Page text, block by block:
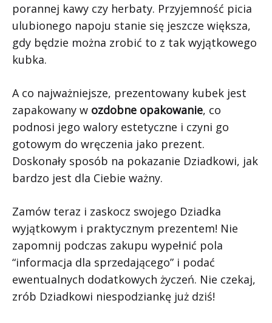
porannej kawy czy herbaty. Przyjemność picia
ulubionego napoju stanie się jeszcze większa,
gdy będzie można zrobić to z tak wyjątkowego
kubka.
A co najważniejsze, prezentowany kubek jest
zapakowany w ozdobne opakowanie, co
podnosi jego walory estetyczne i czyni go
gotowym do wręczenia jako prezent.
Doskonały sposób na pokazanie Dziadkowi, jak
bardzo jest dla Ciebie ważny.
Zamów teraz i zaskocz swojego Dziadka
wyjątkowym i praktycznym prezentem! Nie
zapomnij podczas zakupu wypełnić pola
“informacja dla sprzedającego” i podać
ewentualnych dodatkowych życzeń. Nie czekaj,
zrób Dziadkowi niespodziankę już dziś!